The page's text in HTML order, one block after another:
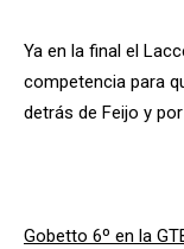
Ya en la final el
competencia para
detrás de Feijo y
Gobetto 6º en la